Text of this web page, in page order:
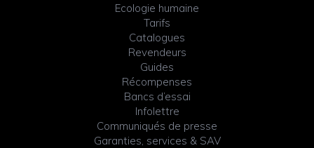
Ecologie humaine
Tarifs
Catalogues
Revendeurs
Guides
Récompenses
Bancs d’essai
Infolettre
Communiqués de presse
Garanties, services & SAV